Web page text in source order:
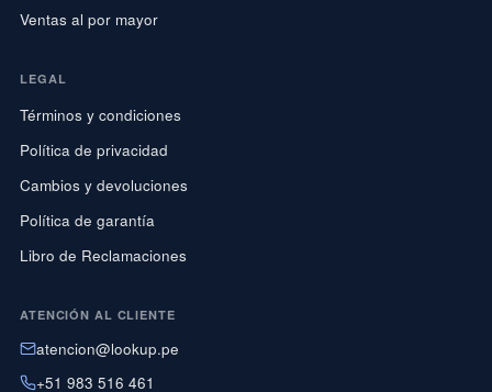
Ventas al por mayor
LEGAL
Términos y condiciones
Política de privacidad
Cambios y devoluciones
Política de garantía
Libro de Reclamaciones
ATENCIÓN AL CLIENTE
atencion@lookup.pe
+51 983 516 461